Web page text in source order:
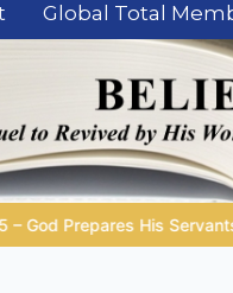
Global Total
of the
on a journey
Bible Stories to Marvel At |